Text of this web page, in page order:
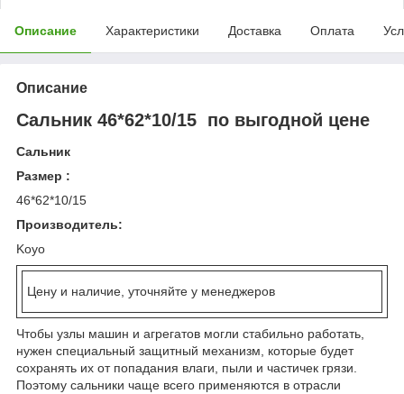
Описание Характеристики Доставка Оплата
Описание
Сальник 46*62*10/15 по выгодной цене
Сальник
Размер :
46*62*10/15
Производитель:
Koyo
Цену и наличие, уточняйте у менеджеров
Чтобы узлы машин и агрегатов могли стабильно работать,
нужен специальный защитный механизм, которые будет
сохранять их от попадания влаги, пыли и частичек грязи.
Поэтому сальники чаще всего применяются в отрасли